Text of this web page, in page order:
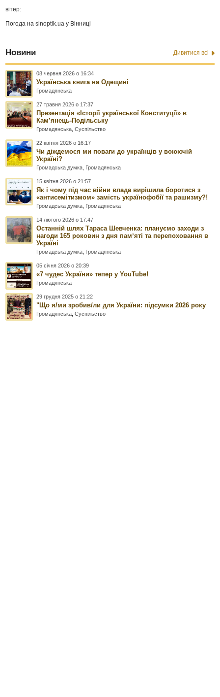
вітер:
Погода наsinoptik.ua у Вінниці
Новини Дивитися всі
08 червня 2026 о 16:34
Українська книга на Одещині
Громадянська
27 травня 2026 о 17:37
Презентація «Історії української Конституції» в
Камʼянець-Подільську
Громадянська ,Суспільство
22 квітня 2026 о 16:17
Чи діждемося ми поваги до українців у воюючій
Україні?
Громадська думка Громадянська
15 квітня 2026 о 21:57
Як і чому під час війни влада вирішила боротися з
«антисемітизмом» замість українофобії та рашизму?!
Громадська думка Громадянська
14 лютого 2026 о 17:47
Останній шлях Тараса Шевченка: плануємо заходи з
нагоди 165 роковин з дня памʼяті та перепоховання в
Україні
Громадська думка Громадянська
05 січня 2026 о 20:39
«7 чудес України» тепер у YouTube!
Громадянська
29 грудня 2025 о 21:22
"Що я/ми зробив/ли для України: підсумки 2026 року
Громадянська ,Суспільство